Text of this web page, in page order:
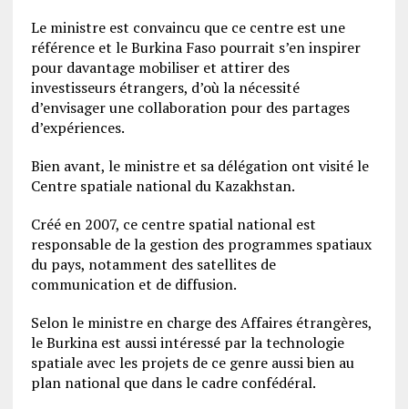
Le ministre est convaincu que ce centre est une
référence et le Burkina Faso pourrait s’en inspirer
pour davantage mobiliser et attirer des
investisseurs étrangers, d’où la nécessité
d’envisager une collaboration pour des partages
d’expériences.
Bien avant, le ministre et sa délégation ont visité le
Centre spatiale national du Kazakhstan.
Créé en 2007, ce centre spatial national est
responsable de la gestion des programmes spatiaux
du pays, notamment des satellites de
communication et de diffusion.
Selon le ministre en charge des Affaires étrangères,
le Burkina est aussi intéressé par la technologie
spatiale avec les projets de ce genre aussi bien au
plan national que dans le cadre confédéral.